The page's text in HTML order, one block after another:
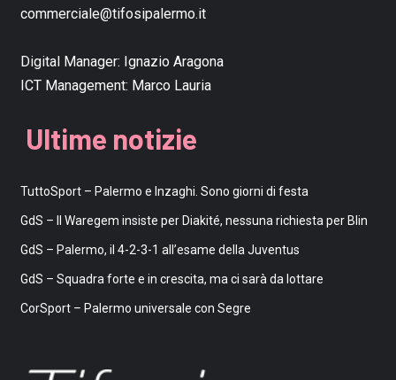
commerciale@tifosipalermo.it
Digital Manager: Ignazio Aragona
ICT Management: Marco Lauria
Ultime notizie
TuttoSport – Palermo e Inzaghi. Sono giorni di festa
GdS – Il Waregem insiste per Diakité, nessuna richiesta per Blin
GdS – Palermo, il 4-2-3-1 all’esame della Juventus
GdS – Squadra forte e in crescita, ma ci sarà da lottare
CorSport – Palermo universale con Segre